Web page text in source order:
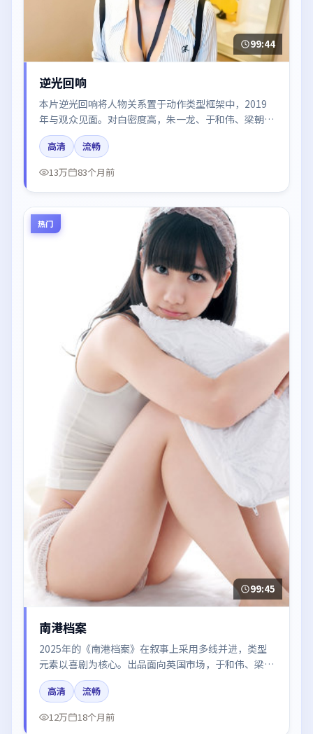
99:44
逆光回响
本片逆光回响将人物关系置于动作类型框架中，2019
年与观众见面。对白密度高，朱一龙、于和伟、梁朝
伟、张子枫的台词节奏值得关注；整体气质偏日本都市
与冷色调摄影。
高清
流畅
13万
83个月前
热门
99:45
南港档案
2025年的《南港档案》在叙事上采用多线并进，类型
元素以喜剧为核心。出品面向英国市场，于和伟、梁朝
伟、秦海璐、张译所饰角色推动关键反转，结尾留白引
发讨论。
高清
流畅
12万
18个月前